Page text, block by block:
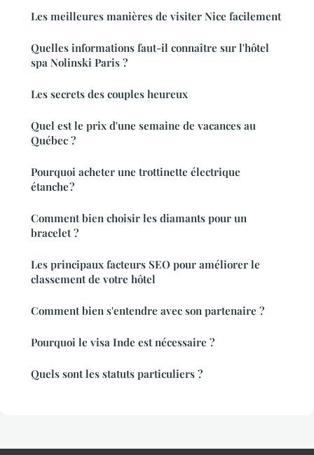
Les meilleures manières de visiter Nice facilement
Quelles informations faut-il connaître sur l'hôtel
spa Nolinski Paris ?
Les secrets des couples heureux
Quel est le prix d'une semaine de vacances au
Québec ?
Pourquoi acheter une trottinette électrique
étanche ?
Comment bien choisir les diamants pour un
bracelet ?
Les principaux facteurs SEO pour améliorer le
classement de votre hôtel
Comment bien s'entendre avec son partenaire ?
Pourquoi le visa Inde est nécessaire ?
Quels sont les statuts particuliers ?